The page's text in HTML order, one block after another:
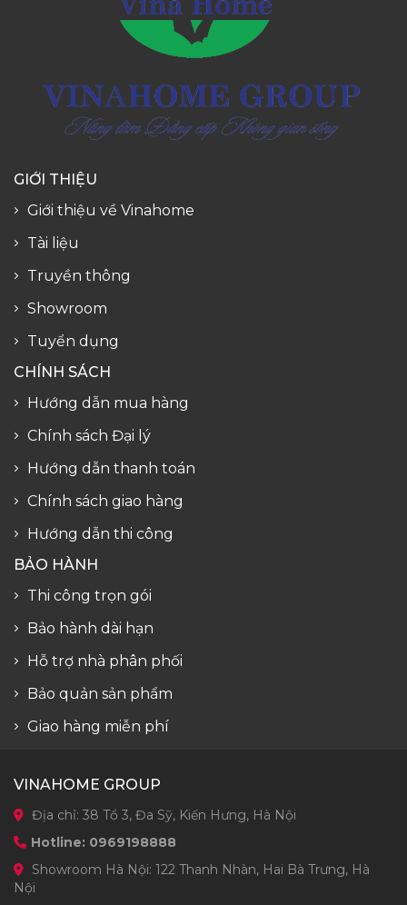
GIỚI THIỆU
Giới thiệu về Vinahome
Tài liệu
Truyền thông
Showroom
Tuyển dụng
CHÍNH SÁCH
Hướng dẫn mua hàng
Chính sách Đại lý
Hướng dẫn thanh toán
Chính sách giao hàng
Hướng dẫn thi công
BẢO HÀNH
Thi công trọn gói
Bảo hành dài hạn
Hỗ trợ nhà phân phối
Bảo quản sản phẩm
Giao hàng miễn phí
VINAHOME GROUP
Địa chỉ: 38 Tổ 3, Đa Sỹ, Kiến Hưng, Hà Nội
Hotline: 0969198888
Showroom Hà Nội: 122 Thanh Nhàn, Hai Bà Trưng, Hà
Nội